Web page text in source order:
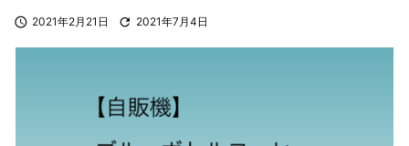
 2021年2月21日  2021年7月4日